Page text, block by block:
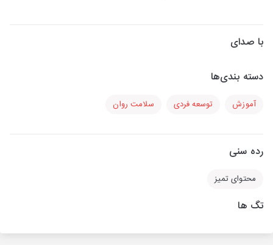
با صدای
دسته بندی‌ها
آموزش توسعه فردی سلامت روان
رده سنی
محتوای تمیز
تگ ها